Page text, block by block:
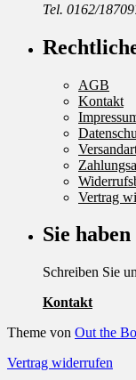
Tel. 0162/
AGB
Kontakt
Vertrag
Sie
Schreiben Sie
Kontakt
Theme von Out the
Vertrag widerrufen